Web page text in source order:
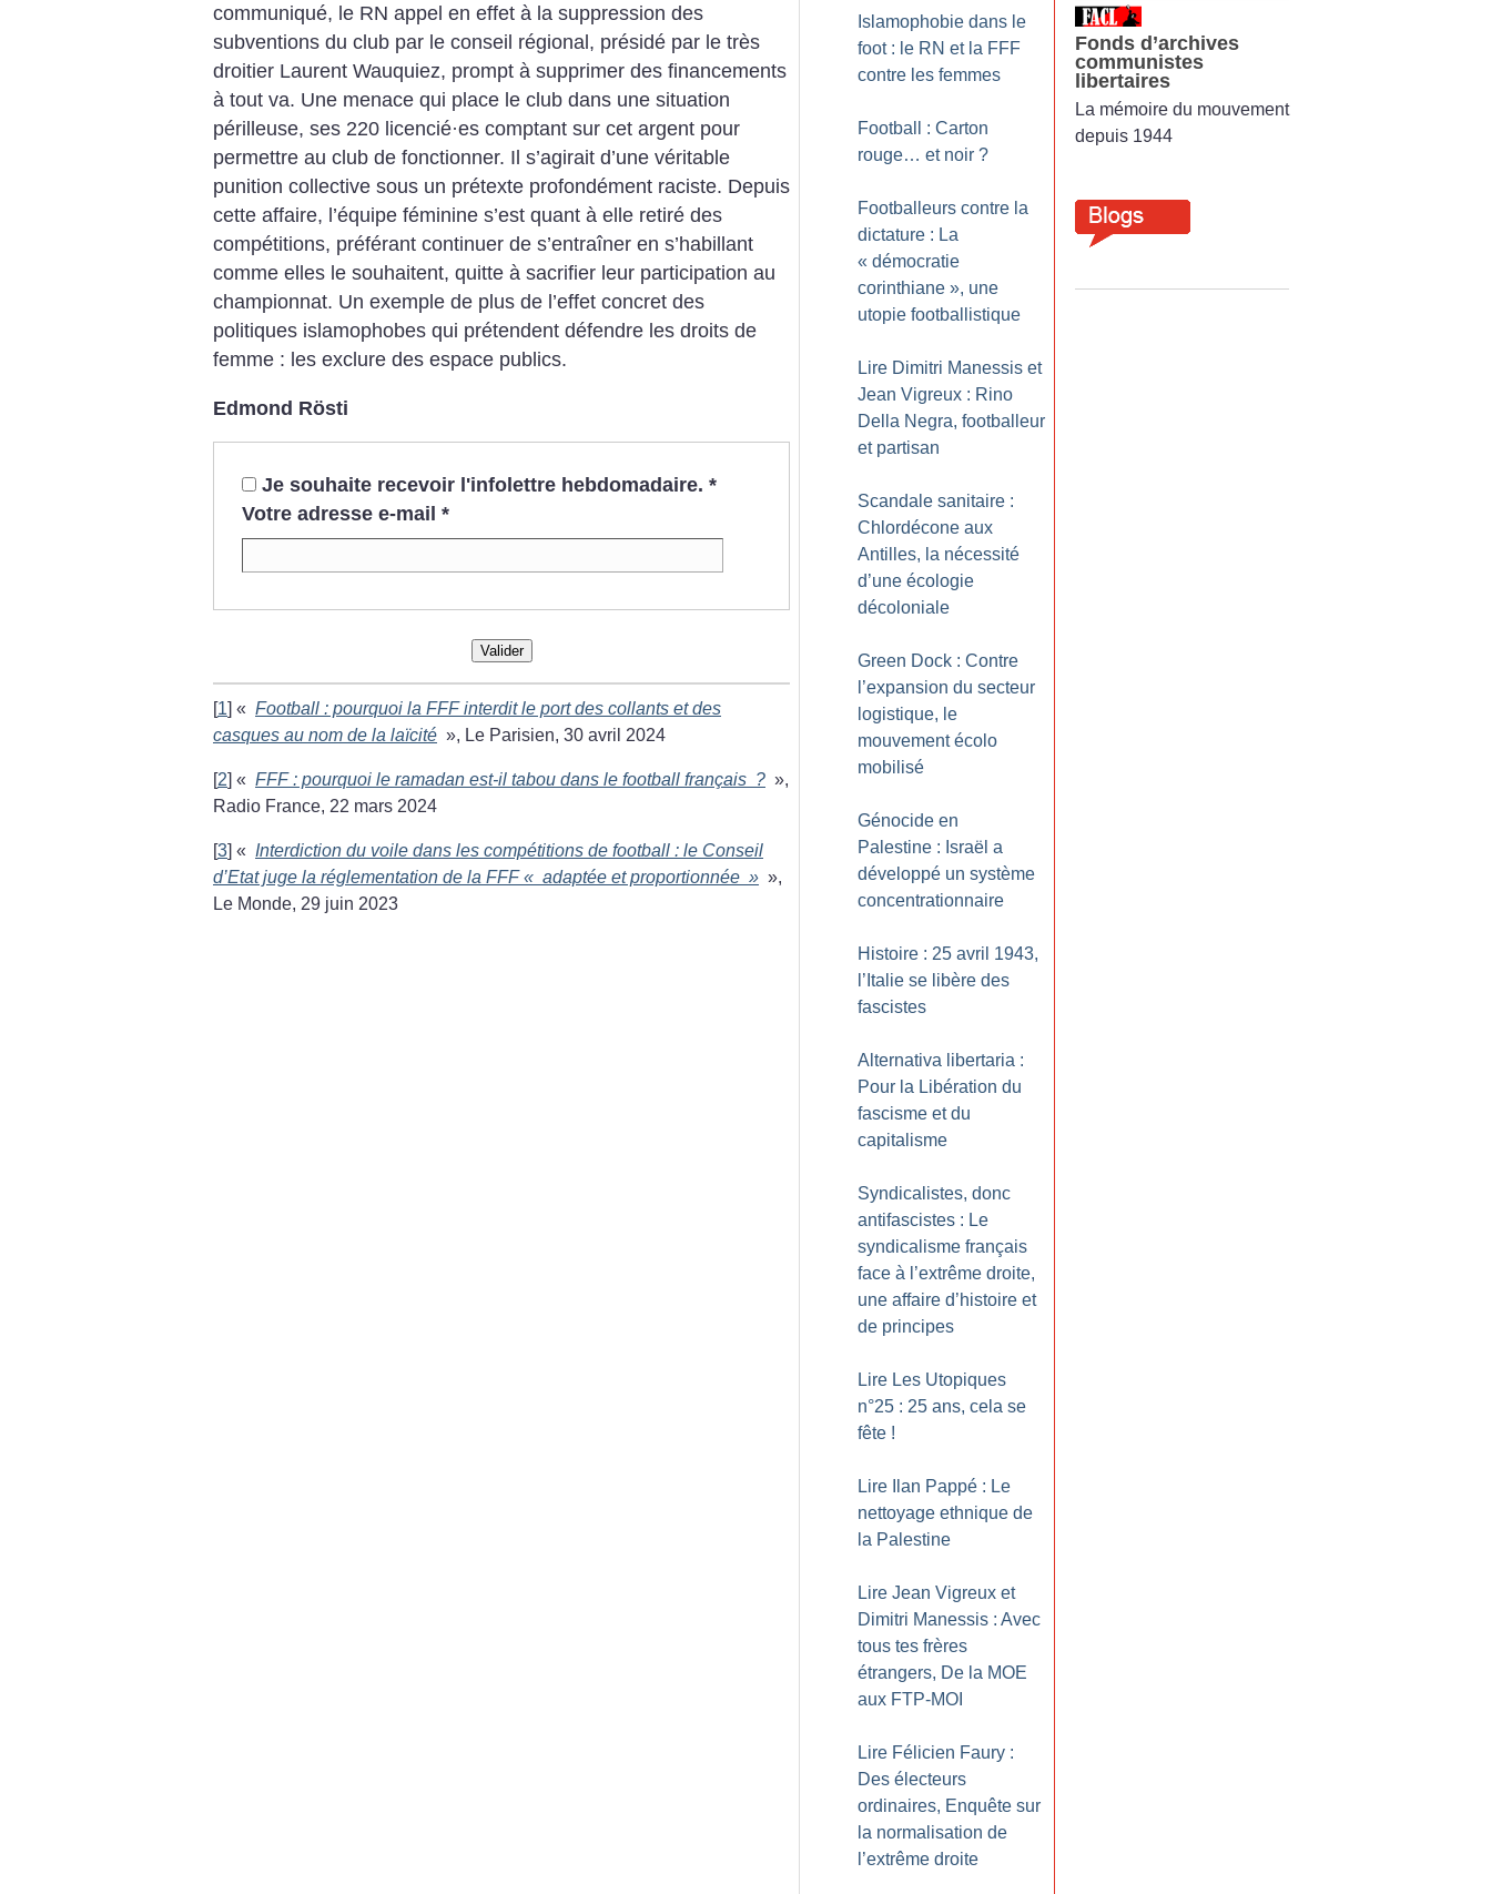
communiqué, le RN appel en effet à la suppression des
subventions du club par le conseil régional, présidé par le très
droitier Laurent Wauquiez, prompt à supprimer des financements
à tout va. Une menace qui place le club dans une situation
périlleuse, ses 220 licencié·es comptant sur cet argent pour
permettre au club de fonctionner. Il s’agirait d’une véritable
punition collective sous un prétexte profondément raciste. Depuis
cette affaire, l’équipe féminine s’est quant à elle retiré des
compétitions, préférant continuer de s’entraîner en s’habillant
comme elles le souhaitent, quitte à sacrifier leur participation au
championnat. Un exemple de plus de l’effet concret des
politiques islamophobes qui prétendent défendre les droits de
femme : les exclure des espace publics.
Edmond Rösti
Je souhaite recevoir l'infolettre hebdomadaire. *
Votre adresse e-mail *
Valider
[1] « Football : pourquoi la FFF interdit le port des collants et des
casques au nom de la laïcité », Le Parisien, 30 avril 2024
[2] « FFF : pourquoi le ramadan est-il tabou dans le football français ? »,
Radio France, 22 mars 2024
[3] « Interdiction du voile dans les compétitions de football : le Conseil
d’Etat juge la réglementation de la FFF « adaptée et proportionnée » »,
Le Monde, 29 juin 2023
Islamophobie dans le
foot : le RN et la FFF
contre les femmes
Football : Carton
rouge… et noir ?
Footballeurs contre la
dictature : La
« démocratie
corinthiane », une
utopie footballistique
Lire Dimitri Manessis et
Jean Vigreux : Rino
Della Negra, footballeur
et partisan
Scandale sanitaire :
Chlordécone aux
Antilles, la nécessité
d’une écologie
décoloniale
Green Dock : Contre
l’expansion du secteur
logistique, le
mouvement écolo
mobilisé
Génocide en
Palestine : Israël a
développé un système
concentrationnaire
Histoire : 25 avril 1943,
l’Italie se libère des
fascistes
Alternativa libertaria :
Pour la Libération du
fascisme et du
capitalisme
Syndicalistes, donc
antifascistes : Le
syndicalisme français
face à l’extrême droite,
une affaire d’histoire et
de principes
Lire Les Utopiques
n°25 : 25 ans, cela se
fête !
Lire Ilan Pappé : Le
nettoyage ethnique de
la Palestine
Lire Jean Vigreux et
Dimitri Manessis : Avec
tous tes frères
étrangers, De la MOE
aux FTP-MOI
Lire Félicien Faury :
Des électeurs
ordinaires, Enquête sur
la normalisation de
l’extrême droite
Fonds d’archives
communistes
libertaires
La mémoire du mouvement
depuis 1944